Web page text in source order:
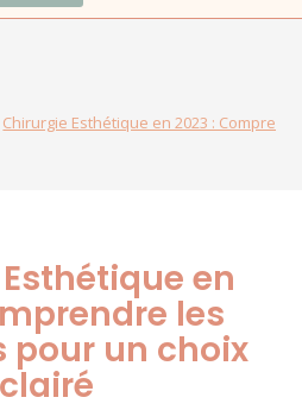
Chirurgie Esthétique en 2023 :
en
les
pour un choix